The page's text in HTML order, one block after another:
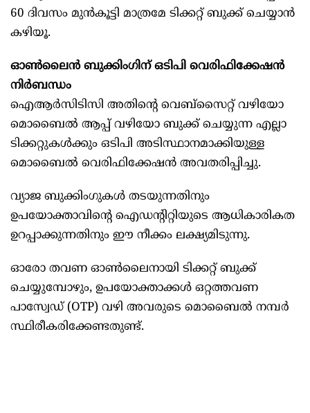
60 ദിവസം മുൻകൂട്ടി മാത്രമേ ടിക്കറ്റ് ബുക്ക് ചെയ്യാൻ
കഴിയൂ.
ഓണ്‍ലൈൻ ബുക്കിംഗിന് ഒടിപി വെരിഫിക്കേഷൻ
നിർബന്ധം
ഐആർസിടിസി അതിന്റെ വെബ്സൈറ്റ് വഴിയോ
മൊബൈല്‍ ആപ്പ് വഴിയോ ബുക്ക് ചെയ്യുന്ന എല്ലാ
ടിക്കറ്റുകള്‍ക്കും ഒടിപി അടിസ്ഥാനമാക്കിയുള്ള
മൊബൈല്‍ വെരിഫിക്കേഷൻ അവതരിപ്പിച്ചു.
വ്യാജ ബുക്കിംഗുകള്‍ തടയുന്നതിനും
ഉപയോക്താവിന്റെ ഐഡന്റിറ്റിയുടെ ആധികാരികത
ഉറപ്പാക്കുന്നതിനും ഈ നീക്കം ലക്ഷ്യമിടുന്നു.
ഓരോ തവണ ഓണ്‍ലൈനായി ടിക്കറ്റ് ബുക്ക്
ചെയ്യുമ്പോഴും, ഉപയോക്താക്കള്‍ ഒറ്റത്തവണ
പാസ്വേഡ് (OTP) വഴി അവരുടെ മൊബൈല്‍ നമ്പർ
സ്ഥിരീകരിക്കേണ്ടതുണ്ട്.